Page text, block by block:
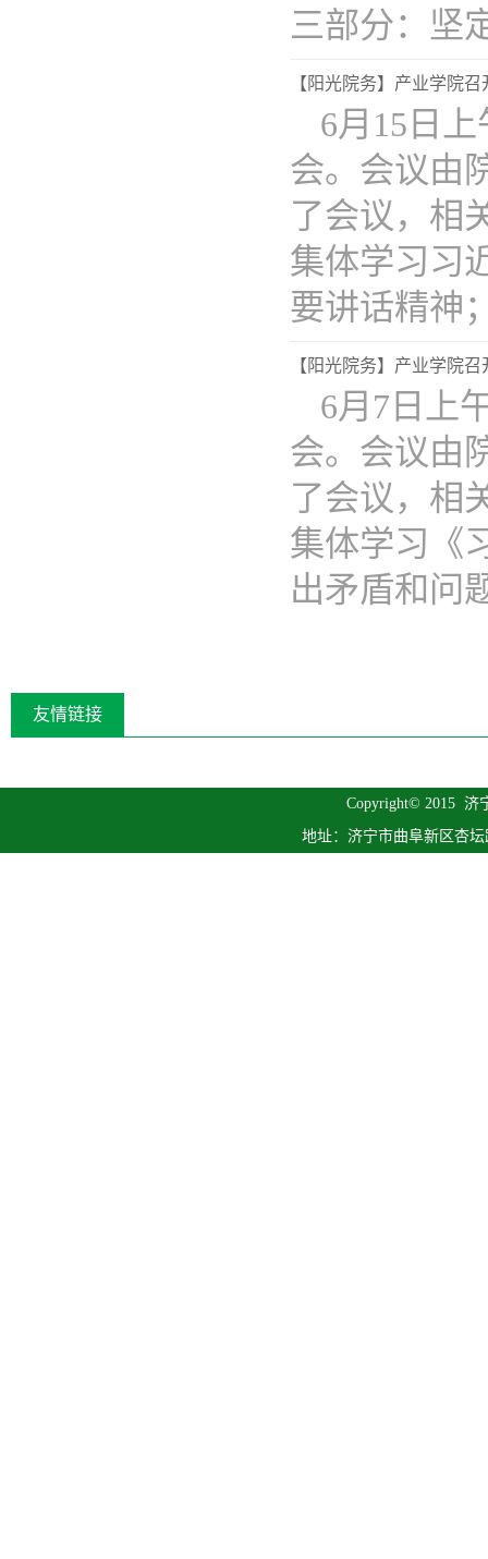
三部分：坚
【阳光院务】产业学院
6月15日
会。会议由
了会议，相
集体学习习
要讲话精神
【阳光院务】产业学院
6月7日上
会。会议由
了会议，相
集体学习《
出矛盾和问
友情链接
Copyright© 2015 济
地址：济宁市曲阜新区杏